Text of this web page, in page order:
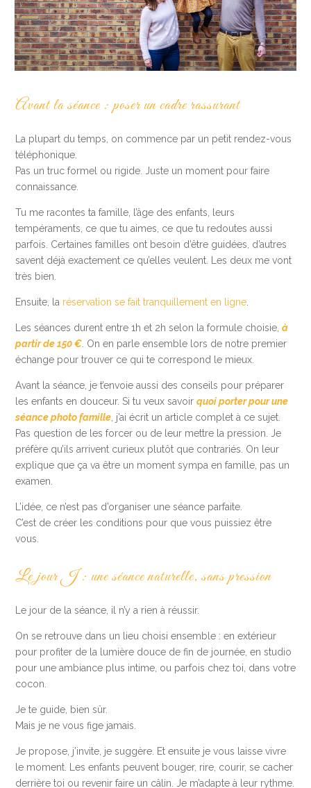
Avant la séance : poser un cadre rassurant
La plupart du temps, on commence par un petit rendez-vous
téléphonique.
Pas un truc formel ou rigide. Juste un moment pour faire
connaissance.
Tu me racontes ta famille, l’âge des enfants, leurs
tempéraments, ce que tu aimes, ce que tu redoutes aussi
parfois. Certaines familles ont besoin d’être guidées, d’autres
savent déjà exactement ce qu’elles veulent. Les deux me vont
très bien.
Ensuite, la réservation se fait tranquillement en ligne
Les séances durent entre 1h et 2h selon la formule choisie, à
partir de 150 € . On en parle ensemble lors de notre premier
échange pour trouver ce qui te correspond le mieux.
Avant la séance, je t’envoie aussi des conseils pour préparer
les enfants en douceur. Si tu veux savoir quoi porter pour une
séance photo famille , j’ai écrit un article complet à ce sujet.
Pas question de les forcer ou de leur mettre la pression. Je
préfère qu’ils arrivent curieux plutôt que contrariés. On leur
explique que ça va être un moment sympa en famille, pas un
examen.
L’idée, ce n’est pas d’organiser une séance parfaite.
C’est de créer les conditions pour que vous puissiez être
vous.
Le jour J : une séance naturelle, sans pression
Le jour de la séance, il n’y a rien à réussir.
On se retrouve dans un lieu choisi ensemble : en extérieur
pour profiter de la lumière douce de fin de journée, en studio
pour une ambiance plus intime, ou parfois chez toi, dans votre
cocon.
Je te guide, bien sûr.
Mais je ne vous fige jamais.
Je propose, j’invite, je suggère. Et ensuite je vous laisse vivre
le moment. Les enfants peuvent bouger, rire, courir, se cacher
derrière toi ou revenir faire un câlin. Je m’adapte à leur rythme.